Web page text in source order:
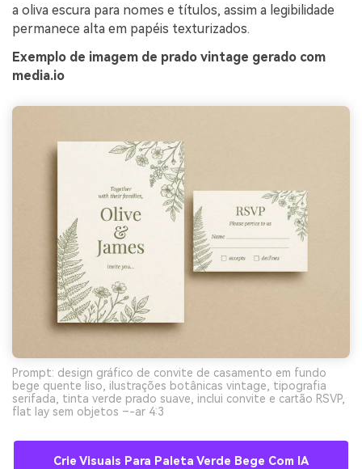
a oliva escura para nomes e títulos, assim a legibilidade
permanece alta em papéis texturizados.
Exemplo de imagem de prado vintage gerado com
media.io
Prompt: design gráfico de convite de casamento em fundo
bege quente liso, ilustrações botânicas vintage, tipografia
serifada, tinta verde prado suave, inclui convite e cartão RSVP,
flat lay sem objetos –-ar 4:3
Crie Visuais Para Paleta Verde Bege Com IA